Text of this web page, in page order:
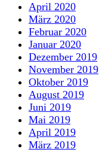
April 2020
März 2020
Februar 2020
Januar 2020
Dezember 2019
November 2019
Oktober 2019
August 2019
Juni 2019
Mai 2019
April 2019
März 2019